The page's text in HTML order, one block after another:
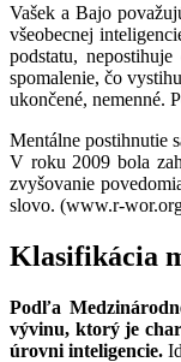
Vašek a Bajo
všeobecnej
podstatu,
spomalenie, čo
ukončené, nemenné.
Mentálne postihnutie
V roku 2009 bola
zvyšovanie
slovo. (www.r-
Klasifikácia
Podľa
vývinu, ktorý je
úrovni inteligencie.